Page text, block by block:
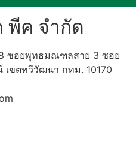
พีค จำกัด
ซอยพุทธมณฑลสาย 3 ซอย
เขตทวีวัฒนา กทม. 10170